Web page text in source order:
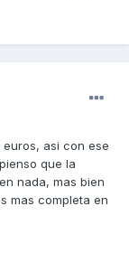
asi con ese
que la
nada, mas bien
mas completa en